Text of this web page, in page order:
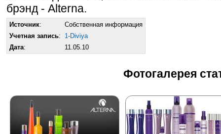
брэнд - Alterna.
Источник:
Собственная информация
Учетная запись:
1-Diviya
Дата: 11.05.10
Фотогалерея